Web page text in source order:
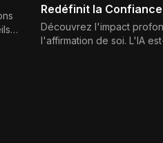
Redéfinit la
Découvrez l'impact
l'affirmation de soi. L'IA